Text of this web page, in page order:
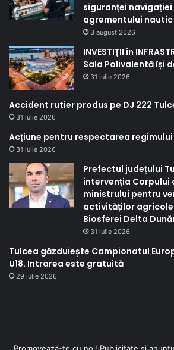
siguranței navigației
agrementului nautic
3 august 2026
INVESTIȚII în
Sala Polivalentă își
31 iulie 2026
Accident rutier produs pe DJ 222
31 iulie 2026
Acțiune pentru respectarea
31 iulie 2026
Prefectul județului
intervenția Corpului
ministrului pentru
activităților agricole
Biosferei Delta
31 iulie 2026
Tulcea găzduiește Campionatul
U18. Intrarea este gratuită
29 iulie 2026
Promovează-te cu noi! Publicitate și